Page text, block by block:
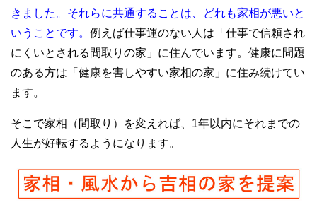
きました。それらに共通することは、どれも家相が悪いと
いうことです。 例えば仕事運のない人は「仕事で信頼され
にくいとされる間取りの家」に住んでいます。健康に問題
のある方は「健康を害しやすい家相の家」に住み続けてい
ます。
そこで家相（間取り）を変えれば、1年以内にそれまでの
人生が好転するようになります。